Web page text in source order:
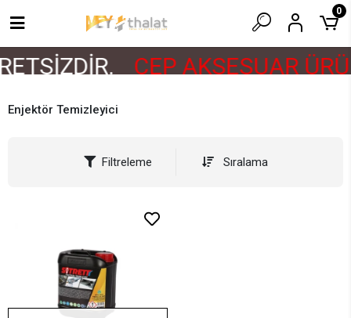
CEP AKSESUAR
0
Enjektör Temizleyici
Filtreleme Sıralama